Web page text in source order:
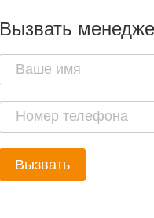
Вызвать
Вызвать